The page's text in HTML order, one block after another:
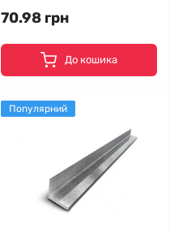
70.98 грн
До кошика
Популярний